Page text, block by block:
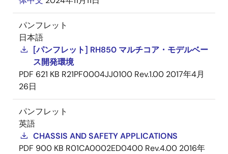
パンフレット
日本語
[パンフレット] RH850 マルチコア・モデルベー
ス開発環境
PDF 621 KB R21PF0004JJ0100 Rev.1.00 2017年4月
26日
パンフレット
英語
CHASSIS AND SAFETY APPLICATIONS
PDF 900 KB R01CA0002ED0400 Rev.4.00 2016年